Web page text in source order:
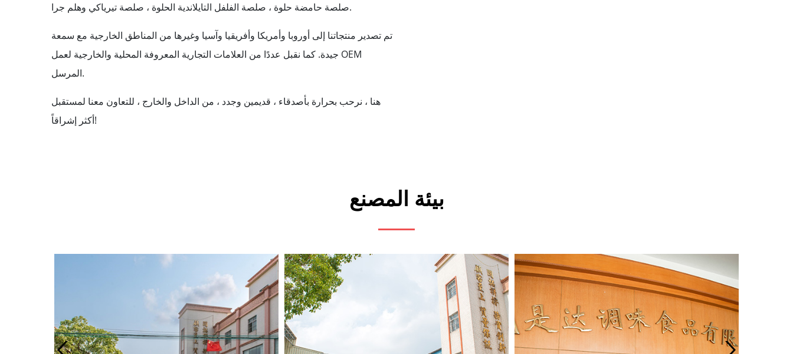
صلصة حامضة حلوة ، صلصة الفلفل التايلاندية الحلوة ، صلصة تيرياكي وهلم جرا.
تم تصدير منتجاتنا إلى أوروبا وأمريكا وأفريقيا وآسيا وغيرها من المناطق الخارجية مع سمعة
جيدة. كما نقبل عددًا من العلامات التجارية المعروفة المحلية والخارجية لعمل OEM
المرسل.
هنا ، نرحب بحرارة بأصدقاء ، قديمين وجدد ، من الداخل والخارج ، للتعاون معنا لمستقبل
أكثر إشراقاً!
بيئة المصنع